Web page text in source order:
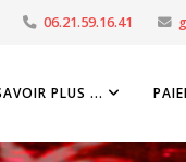
06.21.59.16.41
PLUS ...